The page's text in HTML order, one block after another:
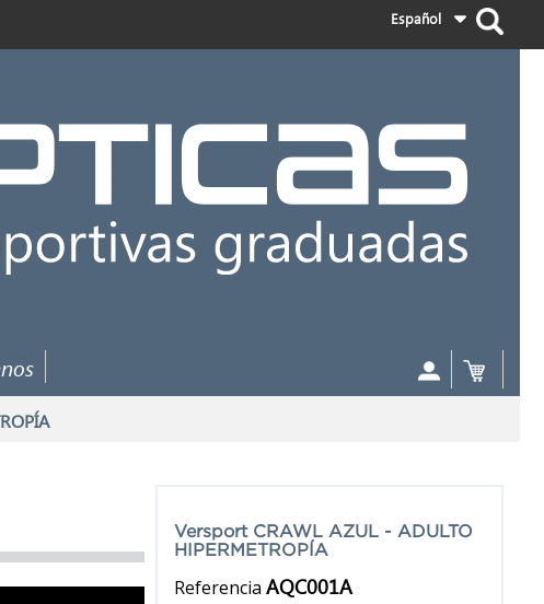
Español
Versport CRAWL AZUL - ADULTO
HIPERMETROPÍA
Referencia AQC001A